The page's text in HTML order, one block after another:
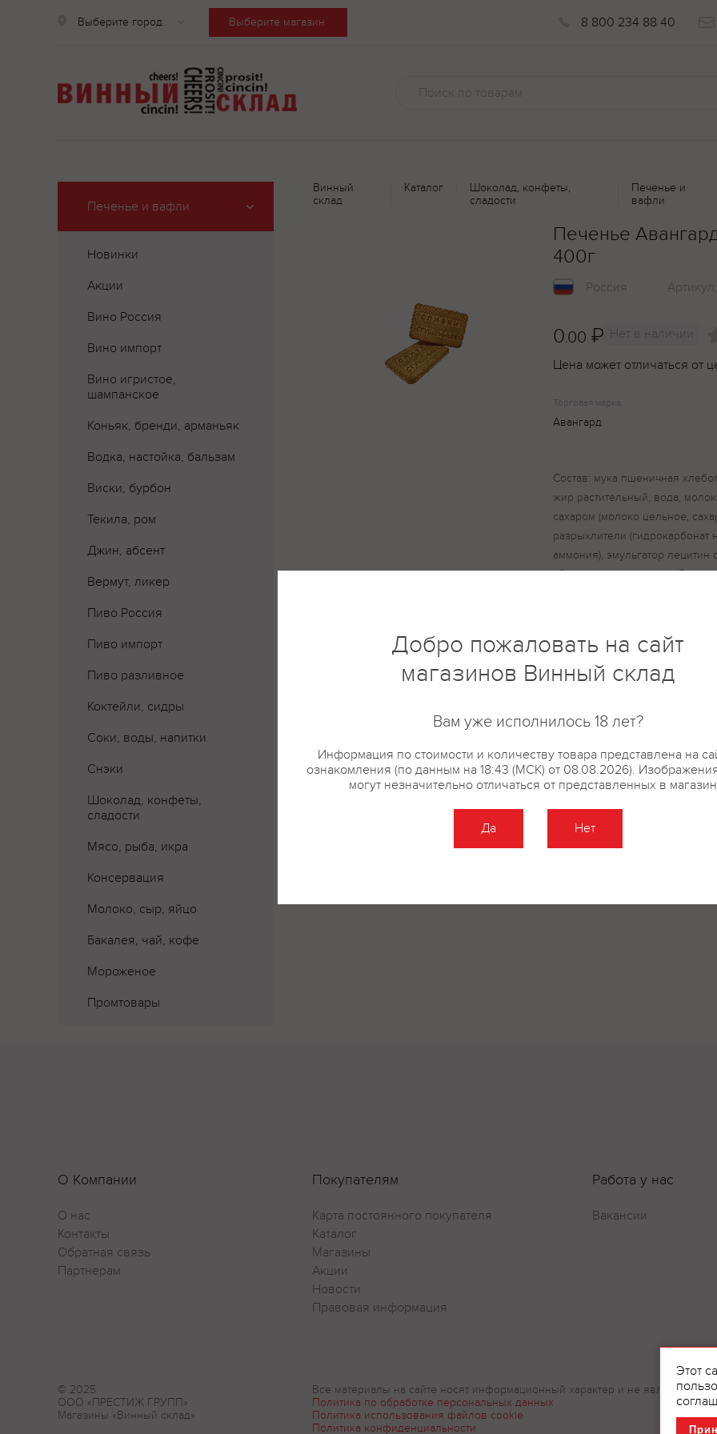
Выберите город Выберите магазин 8 800 234 88 40
Печенье и вафли
Новинки
Акции
Вино Россия
Вино импорт
Вино игристое,
шампанское
Коньяк, бренди, арманьяк
Водка, настойка, бальзам
Виски, бурбон
Текила, ром
Джин, абсент
Вермут, ликер
Пиво Россия
Пиво импорт
Пиво разливное
Коктейли, сидры
Соки, воды, напитки
Снэки
Шоколад, конфеты,
сладости
Мясо, рыба, икра
Консервация
Молоко, сыр, яйцо
Бакалея, чай, кофе
Мороженое
Промтовары
Винный
склад
Каталог
Шоколад, конфеты,
сладости
Печенье и
вафли
Печенье
400г
Россия Артикул:
0.00 ₽ Нет в наличии
Цена может отличаться от
Торговая марка
Авангард
Состав: мука пшеничная
жир растительный, вода,
сахаром (молоко цельное,
разрыхлители (гидрокарбонат
аммония), эмульгатор лецитин
«Сливки сгкущенные»,
кислота, регулятор
О Компании
О нас
Контакты
Обратная связь
Партнерам
Покупателям
Карта постоянного покупателя
Каталог
Магазины
Акции
Новости
Правовая информация
Работа у нас
Вакансии
© 2025
ООО «ПРЕСТИЖ ГРУПП»
Магазины «Винный склад»
Все материалы на сайте носят информационный характер и не являются
Политика по обработке персональных данных
Политика использования файлов cookie
Политика конфиденциальности
Этот
Добро пожаловать на сайт
магазинов Винный склад
Вам уже исполнилось 18 лет?
Информация по стоимости и количеству товара представлена на
ознакомления (по данным на 18:43 (МСК) от 08.08.2026).
могут незначительно отличаться от представленных в
Да Нет